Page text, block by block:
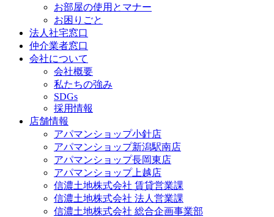
お部屋の使用とマナー
お困りごと
法人社宅窓口
仲介業者窓口
会社について
会社概要
私たちの強み
SDGs
採用情報
店舗情報
アパマンショップ小針店
アパマンショップ新潟駅南店
アパマンショップ長岡東店
アパマンショップ上越店
信濃土地株式会社 賃貸営業課
信濃土地株式会社 法人営業課
信濃土地株式会社 総合企画事業部